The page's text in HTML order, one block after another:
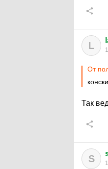
L
От
Так
S